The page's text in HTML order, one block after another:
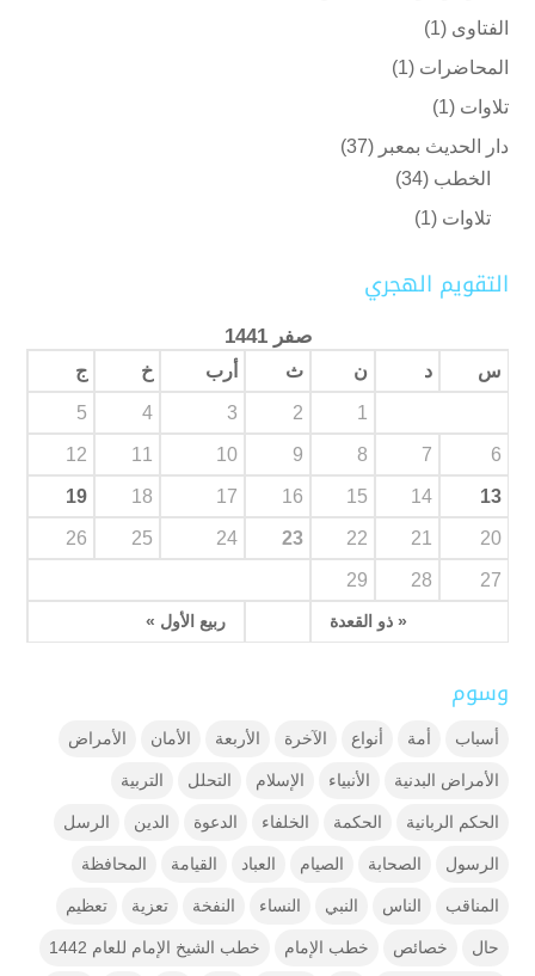
الفتاوى (1)
المحاضرات (1)
تلاوات (1)
دار الحديث بمعبر (37)
الخطب (34)
تلاوات (1)
التقويم الهجري
صفر 1441
س د ن ث أرب خ ج
« ذو القعدة ربيع الأول »
1
2
3
4
5
6
7
8
9
10
11
12
13
14
15
16
17
18
19
20
21
22
23
24
25
26
27
28
29
وسوم
أسباب أمة أنواع الآخرة الأربعة الأمان الأمراض
الأمراض البدنية الأنبياء الإسلام التحلل التربية
الحكم الربانية الحكمة الخلفاء الدعوة الدين الرسل
الرسول الصحابة الصيام العباد القيامة المحافظة
المناقب الناس النبي النساء النفخة تعزية تعظيم
حال خصائص خطب الإمام خطب الشيخ الإمام للعام 1442